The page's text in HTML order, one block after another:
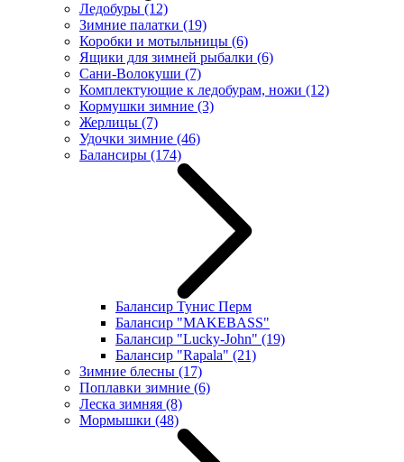
Ледобуры (12)
Зимние палатки (19)
Коробки и мотыльницы (6)
Ящики для зимней рыбалки (6)
Сани-Волокуши (7)
Комплектующие к ледобурам, ножи (12)
Кормушки зимние (3)
Жерлицы (7)
Удочки зимние (46)
Балансиры (174)
Балансир Тунис Перм
Балансир "MAKEBASS"
Балансир "Lucky-John" (19)
Балансир "Rapala" (21)
Зимние блесны (17)
Поплавки зимние (6)
Леска зимняя (8)
Мормышки (48)